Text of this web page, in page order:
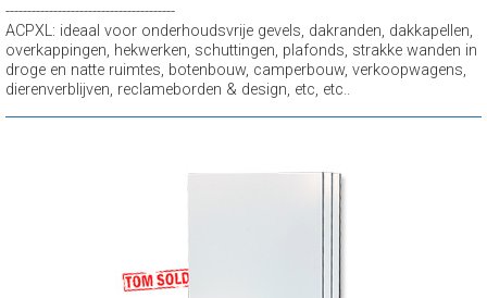
---------------------------------------
ACPXL: ideaal voor onderhoudsvrije gevels, dakranden, dakkapellen,
overkappingen, hekwerken, schuttingen, plafonds, strakke wanden in
droge en natte ruimtes, botenbouw, camperbouw, verkoopwagens,
dierenverblijven, reclameborden & design, etc, etc..